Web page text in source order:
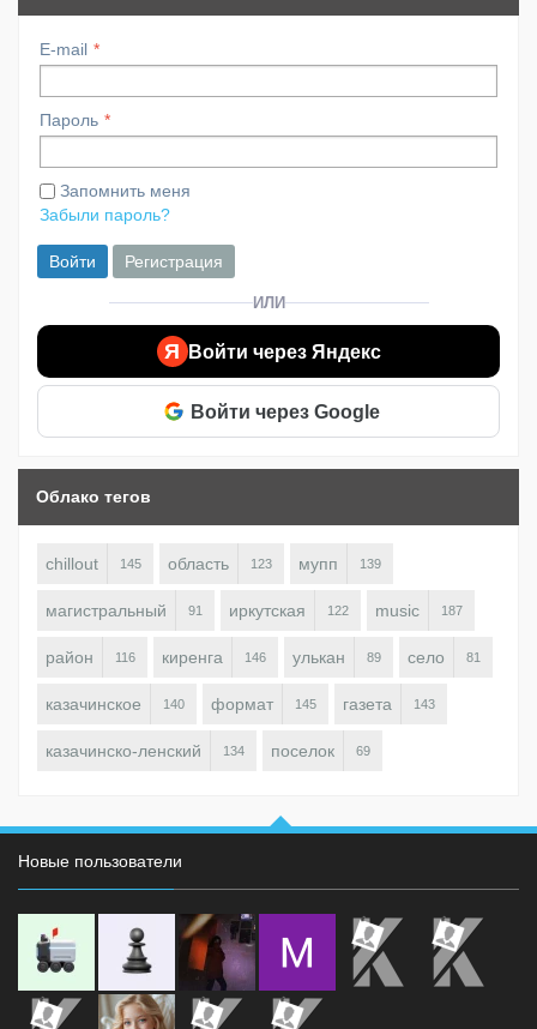
E-mail
Пароль
Запомнить меня
Забыли пароль?
Войти Регистрация
ИЛИ
Я Войти через Яндекс
Войти через Google
Облако тегов
chillout 145 область 123 мупп 139
магистральный 91 иркутская 122 music 187
район 116 киренга 146 улькан 89 село 81
казачинское 140 формат 145 газета 143
казачинско-ленский 134 поселок 69
Новые пользователи